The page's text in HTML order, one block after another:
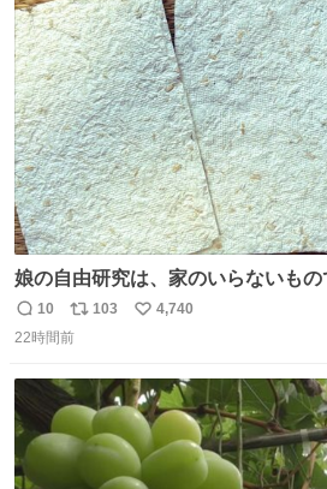
ト
数
数
娘の自由研究は、家のいらないも
事でわたしの使わないリードが紙に
返
信
10
リ
ポ
ト
数
103
い
数
4,740
22時間前